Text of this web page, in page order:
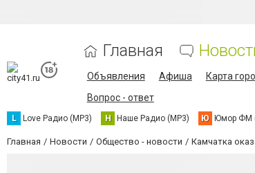
Главная
Объявления Афиша Карта
Вопрос - ответ
L Love Радио (MP3) Н Наше Радио (MP3) Ю Юмор ФМ
Главная Новости Общество - новости Камчатка